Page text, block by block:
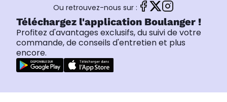
Ou retrouvez-nous sur :
Téléchargez l'application Boulanger !
Profitez d'avantages exclusifs, du suivi de votre
commande, de conseils d'entretien et plus
encore.